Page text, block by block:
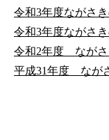
令和3年度ながさ
令和3年度ながさ
令和2年度 ながさ
平成31年度 なが